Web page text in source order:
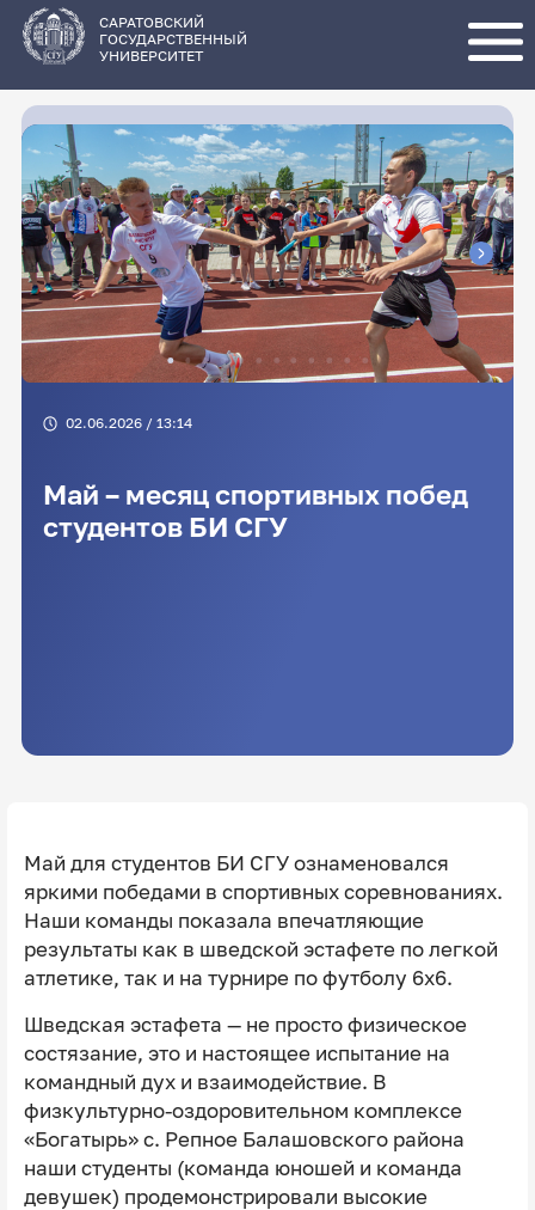
основному
содержанию
САРАТОВСКИЙ
ГОСУДАРСТВЕННЫЙ
УНИВЕРСИТЕТ
02.06.2026 / 13:14
Май – месяц спортивных побед
студентов БИ СГУ
Май для студентов БИ СГУ ознаменовался
яркими победами в спортивных соревнованиях.
Наши команды показала впечатляющие
результаты как в шведской эстафете по легкой
атлетике, так и на турнире по футболу 6х6.
Шведская эстафета — не просто физическое
состязание, это и настоящее испытание на
командный дух и взаимодействие. В
физкультурно-оздоровительном комплексе
«Богатырь» с. Репное Балашовского района
наши студенты (команда юношей и команда
девушек) продемонстрировали высокие